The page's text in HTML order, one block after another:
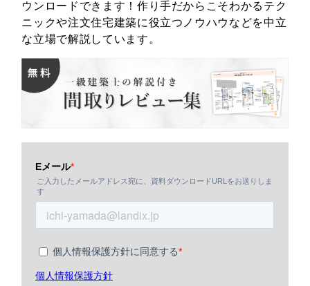
ウンロードできます！作り手だからこそわかるテク
ニックや注文住宅建築に役立つノウハウなどを中立
な立場で解説しています。